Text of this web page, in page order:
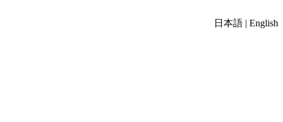
日本語 | English